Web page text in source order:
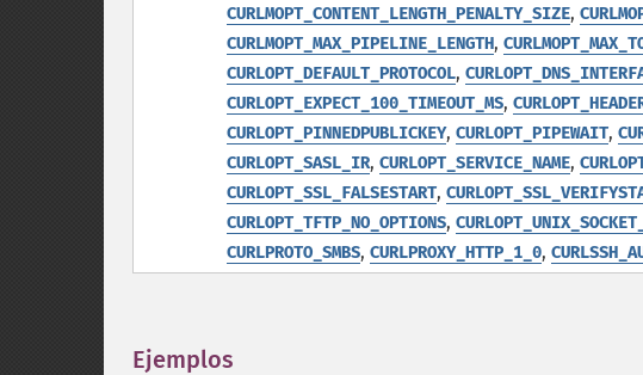
CURLMOPT_CONTENT_LENGTH_PENALTY_SIZE,
CURLMOPT_MAX_PIPELINE_LENGTH,
CURLOPT_DEFAULT_PROTOCOL,
CURLOPT_EXPECT_100_TIMEOUT_MS,
CURLOPT_PINNEDPUBLICKEY, CURLOPT_PIPEWAIT,
CURLOPT_SASL_IR, CURLOPT_SERVICE_NAME,
CURLOPT_SSL_FALSESTART,
CURLOPT_TFTP_NO_OPTIONS,
CURLPROTO_SMBS, CURLPROXY_HTTP_1_0,
Ejemplos